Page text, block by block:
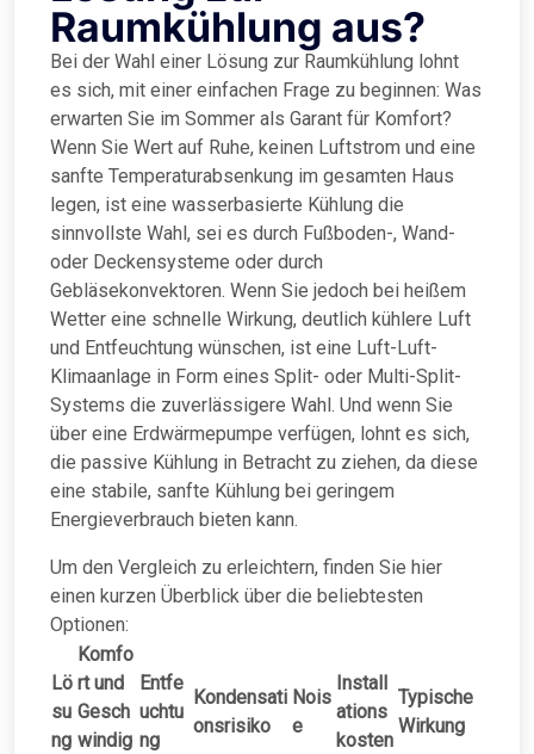
Raumkühlung aus?
Bei der Wahl einer Lösung zur Raumkühlung lohnt
es sich, mit einer einfachen Frage zu beginnen: Was
erwarten Sie im Sommer als Garant für Komfort?
Wenn Sie Wert auf Ruhe, keinen Luftstrom und eine
sanfte Temperaturabsenkung im gesamten Haus
legen, ist eine wasserbasierte Kühlung die
sinnvollste Wahl, sei es durch Fußboden-, Wand-
oder Deckensysteme oder durch
Gebläsekonvektoren. Wenn Sie jedoch bei heißem
Wetter eine schnelle Wirkung, deutlich kühlere Luft
und Entfeuchtung wünschen, ist eine Luft-Luft-
Klimaanlage in Form eines Split- oder Multi-Split-
Systems die zuverlässigere Wahl. Und wenn Sie
über eine Erdwärmepumpe verfügen, lohnt es sich,
die passive Kühlung in Betracht zu ziehen, da diese
eine stabile, sanfte Kühlung bei geringem
Energieverbrauch bieten kann.
Um den Vergleich zu erleichtern, finden Sie hier
einen kurzen Überblick über die beliebtesten
Optionen:
Lö
su
ng
Komfo
rt und
Gesch
windig
Entfe
uchtu
ng
Kondensati
onsrisiko
Nois
e
Install
ations
kosten
Typische
Wirkung